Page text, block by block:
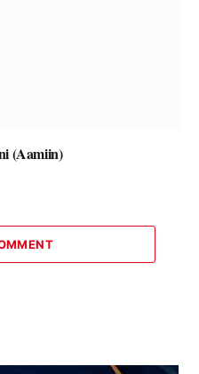
(Aamiin)